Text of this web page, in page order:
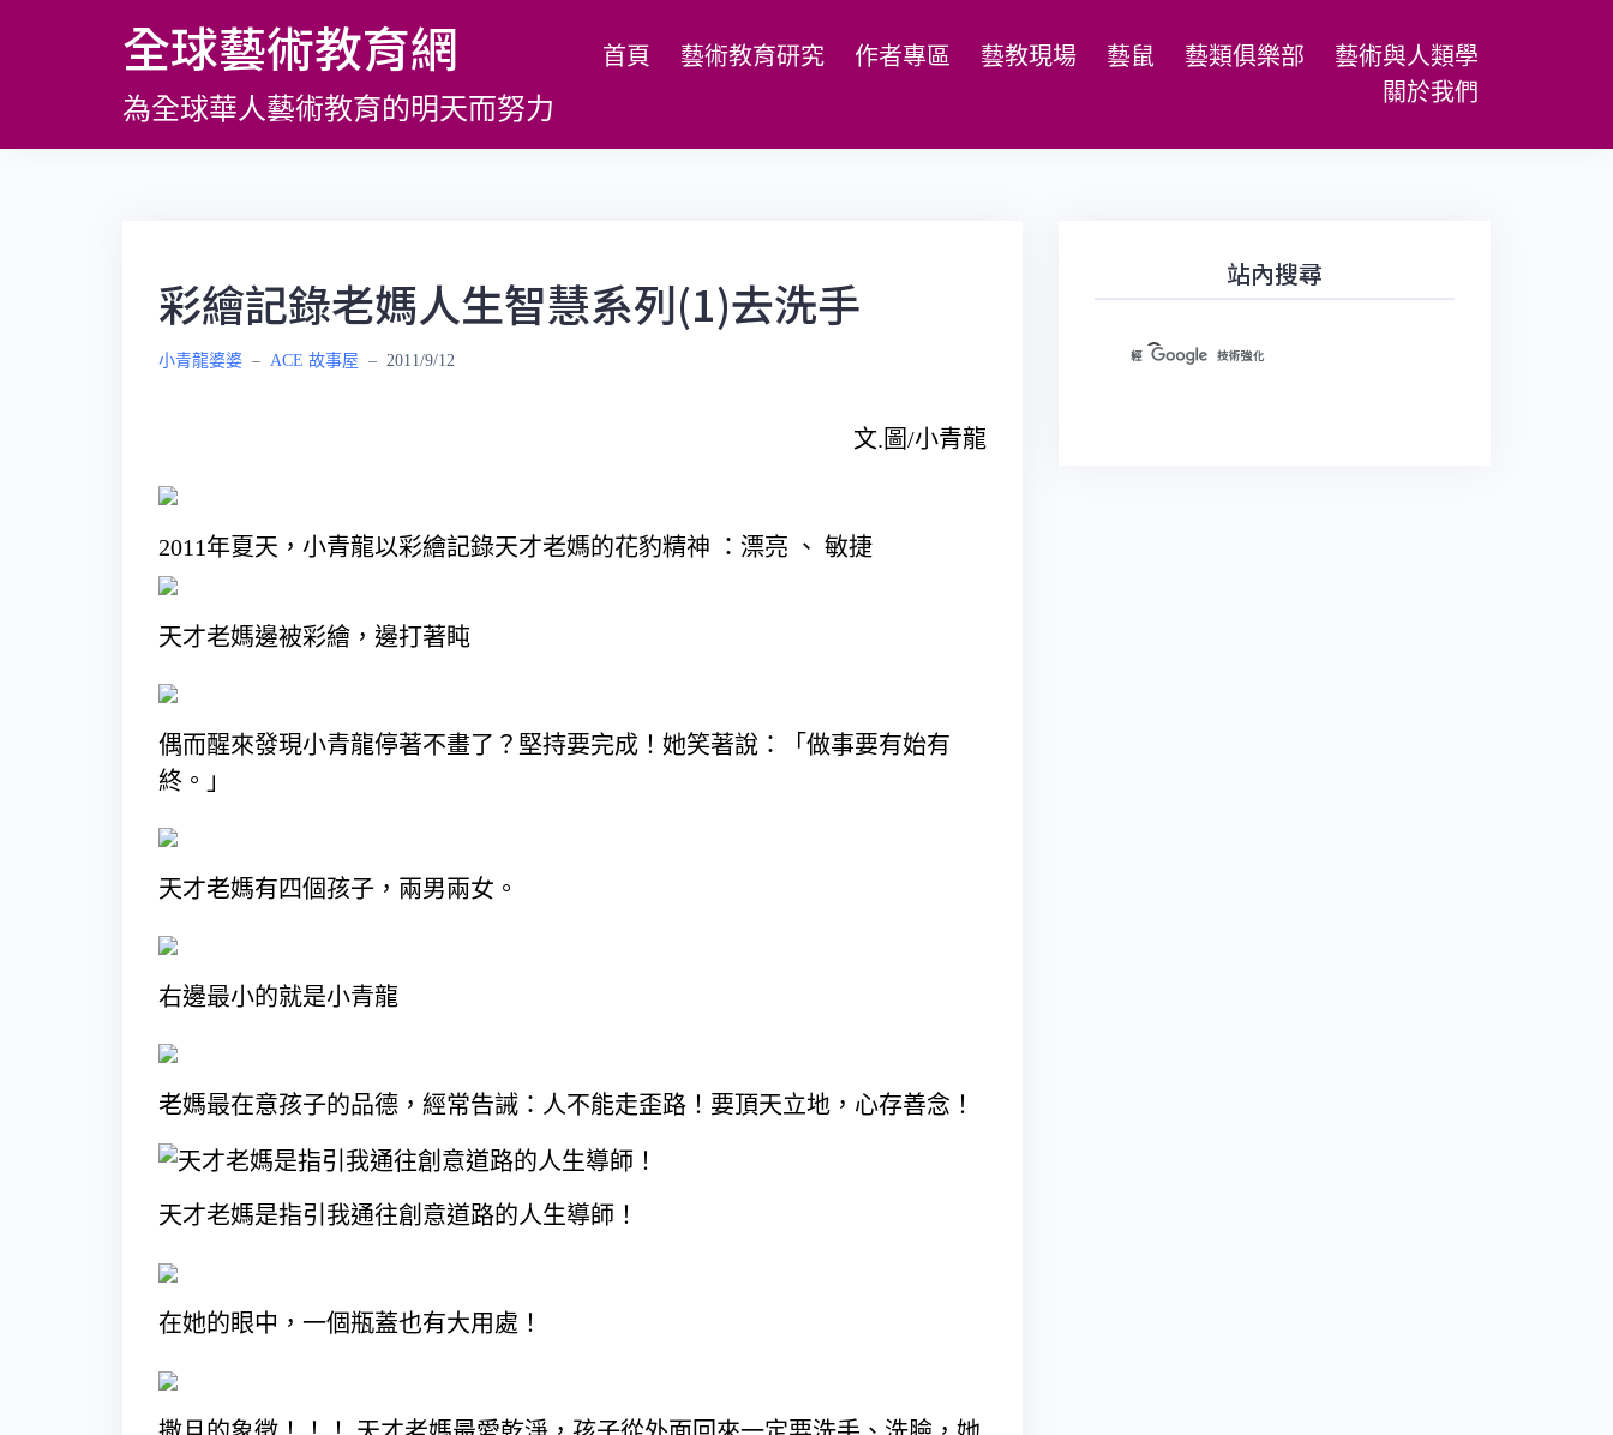
全球藝術教育網
為全球華人藝術教育的明天而努力
首頁 藝術教育研究 作者專區 藝教現場 藝鼠 藝類俱樂部
藝術與人類學
關於我們
彩繪記錄老媽人生智慧系列(1)去洗手
小青龍婆婆 – ACE 故事屋 – 2011/9/12
文.圖/小青龍
2011年夏天，小青龍以彩繪記錄天才老媽的花豹精神 ：漂亮 、 敏捷
天才老媽邊被彩繪，邊打著盹
偶而醒來發現小青龍停著不畫了？堅持要完成！她笑著說：「做事要有始有
終。」
天才老媽有四個孩子，兩男兩女。
右邊最小的就是小青龍
老媽最在意孩子的品德，經常告誡：人不能走歪路！要頂天立地，心存善念！
天才老媽是指引我通往創意道路的人生導師！
在她的眼中，一個瓶蓋也有大用處！
站內搜尋